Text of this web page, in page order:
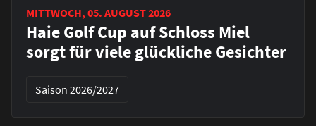
MITTWOCH, 05. AUGUST 2026
Haie Golf Cup auf Schloss Miel
sorgt für viele glückliche Gesichter
Saison 2026/2027